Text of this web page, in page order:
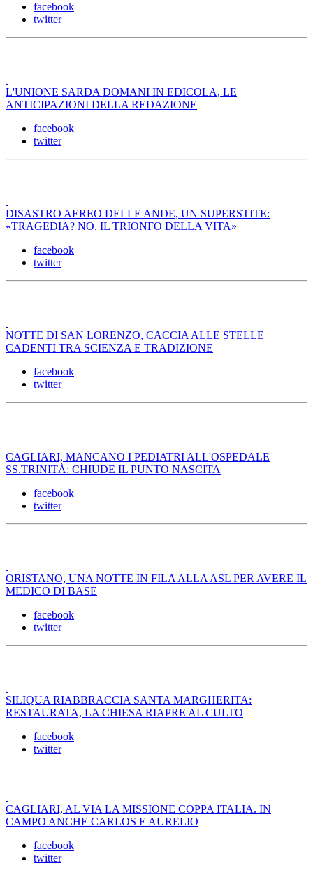
facebook
twitter
L'UNIONE SARDA DOMANI IN EDICOLA, LE
ANTICIPAZIONI DELLA REDAZIONE
facebook
twitter
DISASTRO AEREO DELLE ANDE, UN SUPERSTITE:
«TRAGEDIA? NO, IL TRIONFO DELLA VITA»
facebook
twitter
NOTTE DI SAN LORENZO, CACCIA ALLE STELLE
CADENTI TRA SCIENZA E TRADIZIONE
facebook
twitter
CAGLIARI, MANCANO I PEDIATRI ALL'OSPEDALE
SS.TRINITÀ: CHIUDE IL PUNTO NASCITA
facebook
twitter
ORISTANO, UNA NOTTE IN FILA ALLA ASL PER AVERE IL
MEDICO DI BASE
facebook
twitter
SILIQUA RIABBRACCIA SANTA MARGHERITA:
RESTAURATA, LA CHIESA RIAPRE AL CULTO
facebook
twitter
CAGLIARI, AL VIA LA MISSIONE COPPA ITALIA. IN
CAMPO ANCHE CARLOS E AURELIO
facebook
twitter